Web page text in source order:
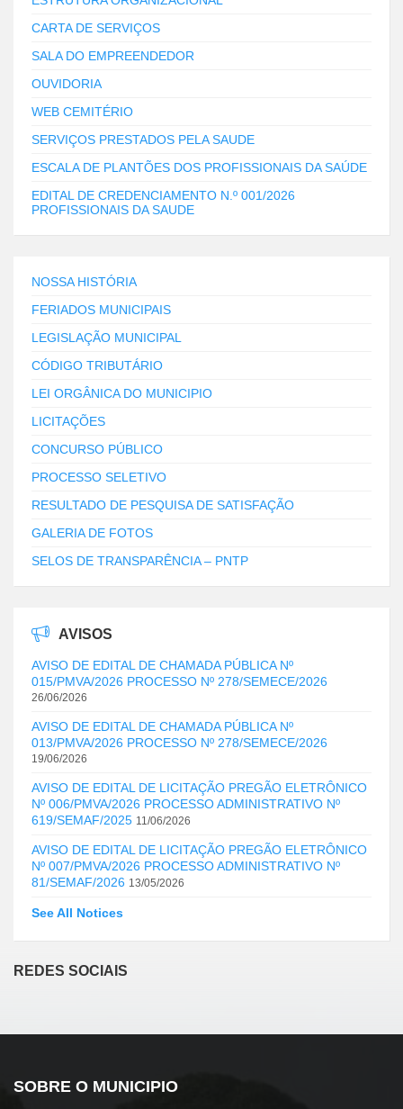
CARTA DE SERVIÇOS
SALA DO EMPREENDEDOR
OUVIDORIA
WEB CEMITÉRIO
SERVIÇOS PRESTADOS PELA SAUDE
ESCALA DE PLANTÕES DOS PROFISSIONAIS DA SAÚDE
EDITAL DE CREDENCIAMENTO N.º 001/2026
PROFISSIONAIS DA SAUDE
NOSSA HISTÓRIA
FERIADOS MUNICIPAIS
LEGISLAÇÃO MUNICIPAL
CÓDIGO TRIBUTÁRIO
LEI ORGÂNICA DO MUNICIPIO
LICITAÇÕES
CONCURSO PÚBLICO
PROCESSO SELETIVO
RESULTADO DE PESQUISA DE SATISFAÇÃO
GALERIA DE FOTOS
SELOS DE TRANSPARÊNCIA – PNTP
AVISOS
AVISO DE EDITAL DE CHAMADA PÚBLICA Nº
015/PMVA/2026 PROCESSO Nº 278/SEMECE/2026
26/06/2026
AVISO DE EDITAL DE CHAMADA PÚBLICA Nº
013/PMVA/2026 PROCESSO Nº 278/SEMECE/2026
19/06/2026
AVISO DE EDITAL DE LICITAÇÃO PREGÃO ELETRÔNICO
Nº 006/PMVA/2026 PROCESSO ADMINISTRATIVO Nº
619/SEMAF/2025 11/06/2026
AVISO DE EDITAL DE LICITAÇÃO PREGÃO ELETRÔNICO
Nº 007/PMVA/2026 PROCESSO ADMINISTRATIVO Nº
81/SEMAF/2026 13/05/2026
See All Notices
REDES SOCIAIS
SOBRE O MUNICIPIO